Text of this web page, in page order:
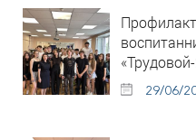
29/06/